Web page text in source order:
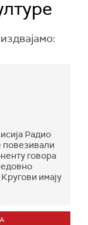
Радио
повезивали
говора
имају